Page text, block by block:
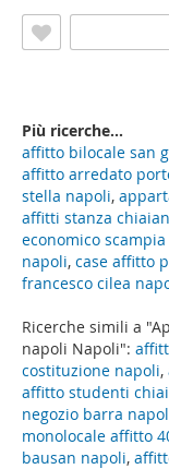
Ricerche simili a
napoli Napoli":
costituzione napoli,
affitto studenti
negozio barra
monolocale affitto
bausan napoli,
Più ricerche...
affitto bilocale san
affitto arredato
stella napoli,
affitti stanza
economico
napoli, case affitto
francesco cilea